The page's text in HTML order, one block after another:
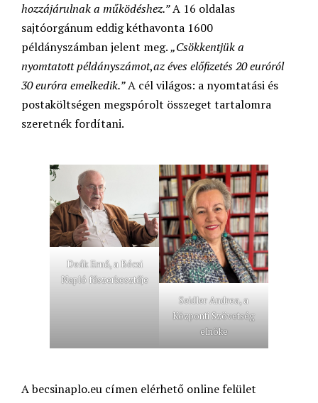
hozzájárulnak a működéshez.”A 16 oldalas
sajtóorgánum eddig kéthavonta 1600
példányszámban jelent meg.„Csökkentjük a
nyomtatott példányszámot,az éves előfizetés 20 euróról
30 euróra emelkedik.”A cél világos: a nyomtatási és
postaköltségen megspórolt összeget tartalomra
szeretnék fordítani.
Deák Ernő, a Bécsi
Napló főszerkesztője
Seidler Andrea, a
Központi Szövetség
elnöke
A becsinaplo.eu címen elérhető online felület